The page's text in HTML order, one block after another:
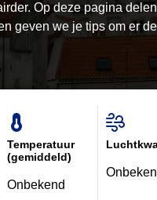
Op deze pagina
geven we je tips om er
Temperatuur
(gemiddeld)
Onbekend